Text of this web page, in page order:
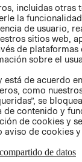
TIENDA
TÉRMINOS Y
CONDICIONES
AVISO DE
PRIVACIDAD
GIFT CARD
AVISO DE
COOKIES
incluidas otras
la
de usuario,
sitios web,
de plataformas
sobre el
está de acuerdo
como
se
de contenido y
de cookies y
aviso de cookies
de datos